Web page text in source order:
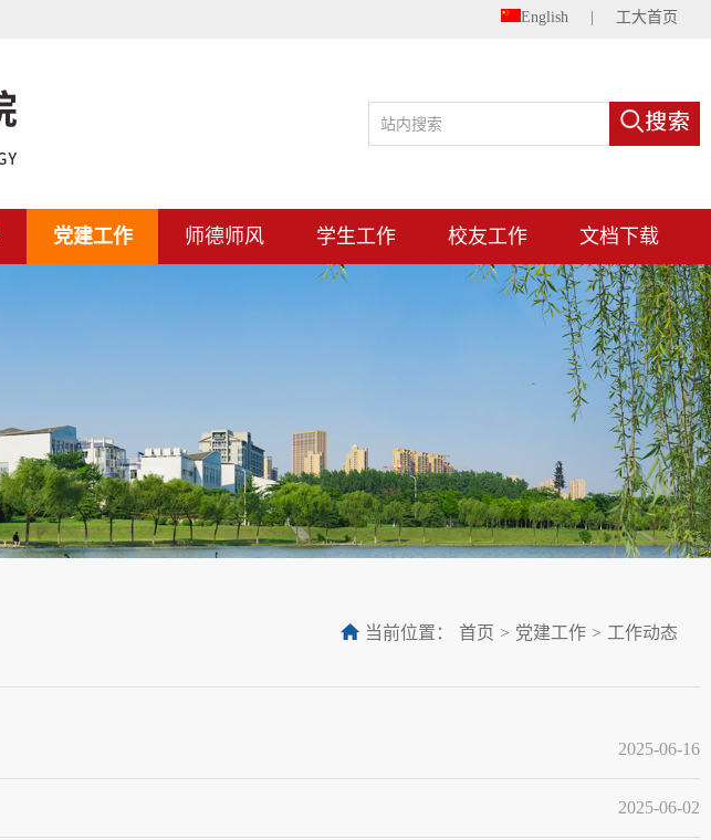
English 工大首页
党建工作 师德师风 学生工作 校友工作 文档下载
当前位置： 首页 > 党建工作 > 工作动态
2025-06-16
2025-06-02